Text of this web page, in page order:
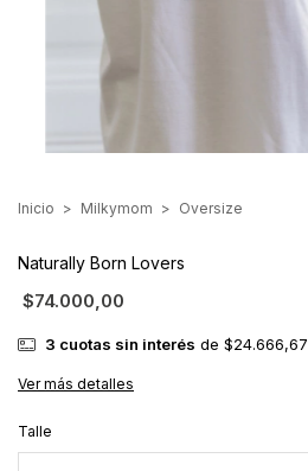
Inicio > Milkymom > Oversize
Naturally Born Lovers
$74.000,00
3 cuotas sin interés de $24.666,67
Ver más detalles
Talle